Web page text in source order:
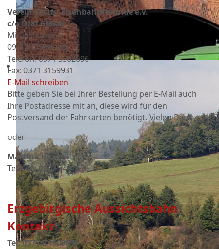
Verein Sächs. Eisenbahnfreunde e.V.
c/o Olaf Gläser
Mittelstrasse 6
09113 Chemnitz
Telefon: 0371 3302696
Fax: 0371 3159931
E-Mail schreiben
Bitte geben Sie bei Ihrer Bestellung per E-Mail auch
Ihre Postadresse mit an, diese wird für den
Postversand der Fahrkarten benötigt. Vielen Dank
oder
Martina Haas
Telefon: 0172 3407678
Erzgebirgische Aussichtsbahn
Kontakt
Tel: 03774/1609899